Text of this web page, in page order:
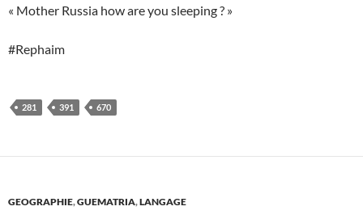
« Mother Russia how are you sleeping ? »
#Rephaim
281 391 670
GEOGRAPHIE,GUEMATRIA,LANGAGE